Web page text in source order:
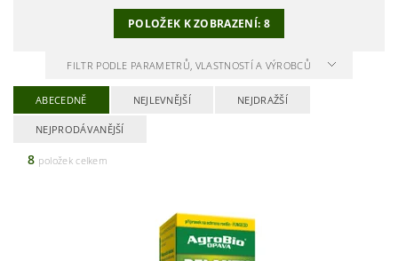
POLOŽEK K ZOBRAZENÍ: 8
FILTR PODLE PARAMETRŮ, VLASTNOSTÍ A VÝROBCŮ
ABECEDNĚ NEJLEVNĚJŠÍ NEJDRAŽŠÍ
NEJPRODÁVANĚJŠÍ
8 položek celkem